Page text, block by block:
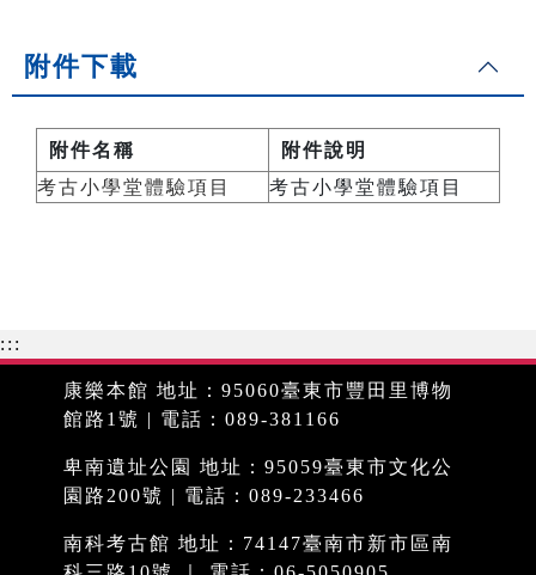
附件下載
附件名稱
附件說明
考古小學堂體驗項目
考古小學堂體驗項目
:::
康樂本館 地址：95060臺東市豐田里博物
館路1號 | 電話：089-381166
卑南遺址公園 地址：95059臺東市文化公
園路200號 | 電話：089-233466
南科考古館 地址：74147臺南市新市區南